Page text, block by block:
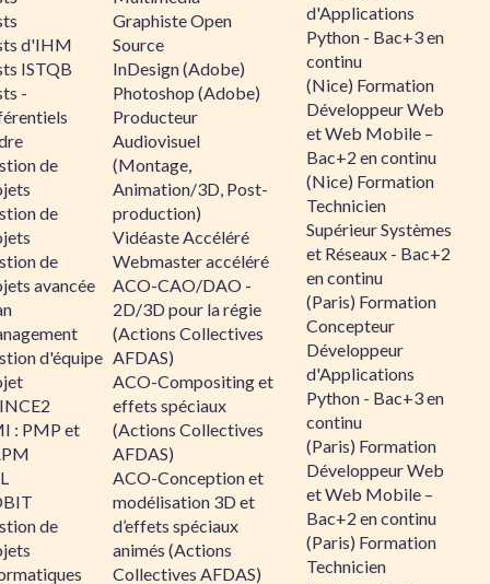
d'IHM
ISTQB
-
de
de
de
avancée
d'équipe
: PMP et
de
Graphiste Open
Source
InDesign (Adobe)
Photoshop (Adobe)
Producteur
Audiovisuel
(Montage,
Animation/3D, Post-
production)
Vidéaste Accéléré
Webmaster accéléré
ACO-CAO/DAO -
2D/3D pour la régie
(Actions Collectives
AFDAS)
ACO-Compositing et
effets spéciaux
(Actions Collectives
AFDAS)
ACO-Conception et
modélisation 3D et
d’effets spéciaux
animés (Actions
Collectives AFDAS)
d'Applications
Python - Bac+3 en
continu
(Nice) Formation
Développeur Web
et Web Mobile –
Bac+2 en continu
(Nice) Formation
Technicien
Supérieur Systèmes
et Réseaux - Bac+2
en continu
(Paris) Formation
Concepteur
Développeur
d'Applications
Python - Bac+3 en
continu
(Paris) Formation
Développeur Web
et Web Mobile –
Bac+2 en continu
(Paris) Formation
Technicien